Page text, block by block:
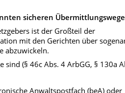
sicheren
ist der Großteil der
mit den Gerichten über
abzuwickeln.
sind (§ 46c Abs. 4 ArbGG, § 130a
Anwaltspostfach (beA) oder